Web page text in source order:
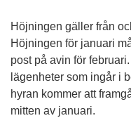
Höjningen gäller från
Höjningen för januari
post på avin för
lägenheter som ingår i
hyran kommer att
mitten av januari.